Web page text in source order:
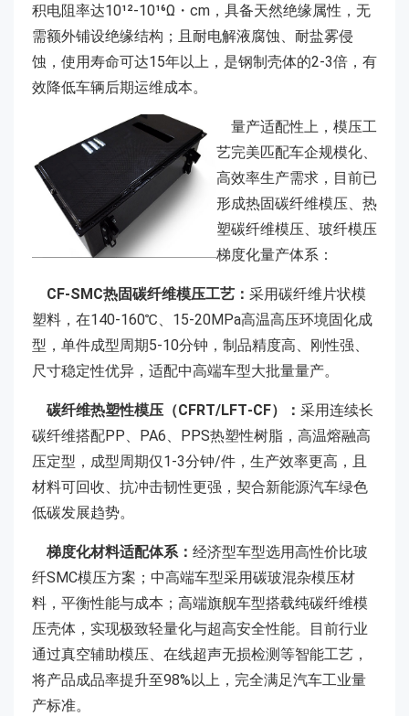
积电阻率达10¹²-10¹⁶Ω・cm，具备天然绝缘属性，无
需额外铺设绝缘结构；且耐电解液腐蚀、耐盐雾侵
蚀，使用寿命可达15年以上，是钢制壳体的2-3倍，有
效降低车辆后期运维成本。
量产适配性上，模压工
艺完美匹配车企规模化、
高效率生产需求，目前已
形成热固碳纤维模压、热
塑碳纤维模压、玻纤模压
梯度化量产体系：
CF‑SMC热固碳纤维模压工艺： 采用碳纤维片状模
塑料，在140-160℃、15-20MPa高温高压环境固化成
型，单件成型周期5-10分钟，制品精度高、刚性强、
尺寸稳定性优异，适配中高端车型大批量量产。
碳纤维热塑性模压（CFRT/LFT‑CF）： 采用连续长
碳纤维搭配PP、PA6、PPS热塑性树脂，高温熔融高
压定型，成型周期仅1-3分钟/件，生产效率更高，且
材料可回收、抗冲击韧性更强，契合新能源汽车绿色
低碳发展趋势。
梯度化材料适配体系： 经济型车型选用高性价比玻
纤SMC模压方案；中高端车型采用碳玻混杂模压材
料，平衡性能与成本；高端旗舰车型搭载纯碳纤维模
压壳体，实现极致轻量化与超高安全性能。目前行业
通过真空辅助模压、在线超声无损检测等智能工艺，
将产品成品率提升至98%以上，完全满足汽车工业量
产标准。